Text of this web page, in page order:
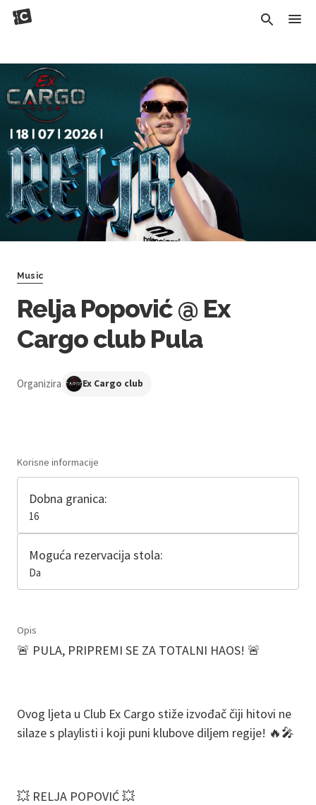
Music
Relja Popović @ Ex
Cargo club Pula
Organizira Ex Cargo club
Korisne informacije
Dobna granica:
16
Moguća rezervacija stola:
Da
Opis
🚨 PULA, PRIPREMI SE ZA TOTALNI HAOS! 🚨
Ovog ljeta u Club Ex Cargo stiže izvođač čiji hitovi ne
silaze s playlisti i koji puni klubove diljem regije! 🔥🎤
💥 RELJA POPOVIĆ 💥